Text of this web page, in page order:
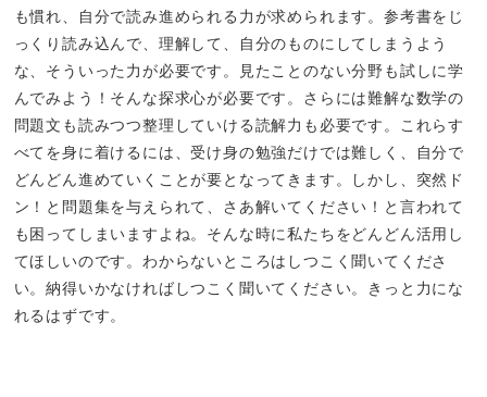
も慣れ、自分で読み進められる力が求められます。参考書をじ
っくり読み込んで、理解して、自分のものにしてしまうよう
な、そういった力が必要です。見たことのない分野も試しに学
んでみよう！そんな探求心が必要です。さらには難解な数学の
問題文も読みつつ整理していける読解力も必要です。これらす
べてを身に着けるには、受け身の勉強だけでは難しく、自分で
どんどん進めていくことが要となってきます。しかし、突然ド
ン！と問題集を与えられて、さあ解いてください！と言われて
も困ってしまいますよね。そんな時に私たちをどんどん活用し
てほしいのです。わからないところはしつこく聞いてくださ
い。納得いかなければしつこく聞いてください。きっと力にな
れるはずです。